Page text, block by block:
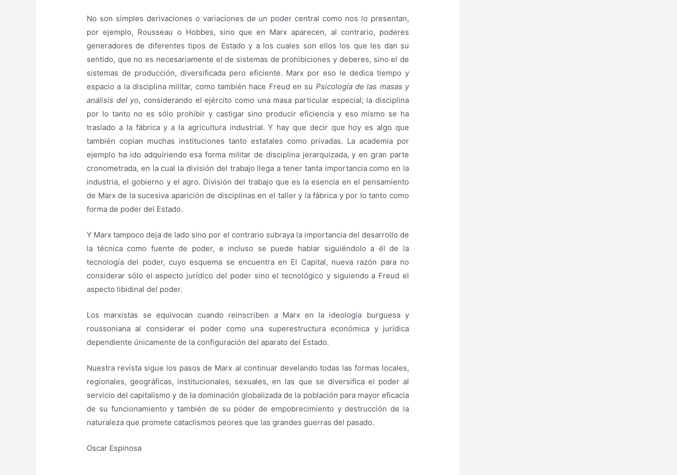
No son simples derivaciones o variaciones de un poder central como nos lo presentan,
por ejemplo, Rousseau o Hobbes, sino que en Marx aparecen, al contrario, poderes
generadores de diferentes tipos de Estado y a los cuales son ellos los que les dan su
sentido, que no es necesariamente el de sistemas de prohibiciones y deberes, sino el de
sistemas de producción, diversificada pero eficiente. Marx por eso le dedica tiempo y
espacio a la disciplina militar, como también hace Freud en su Psicología de las masas y
análisis del yo, considerando el ejército como una masa particular especial; la disciplina
por lo tanto no es sólo prohibir y castigar sino producir eficiencia y eso mismo se ha
traslado a la fábrica y a la agricultura industrial. Y hay que decir que hoy es algo que
también copian muchas instituciones tanto estatales como privadas. La academia por
ejemplo ha ido adquiriendo esa forma militar de disciplina jerarquizada, y en gran parte
cronometrada, en la cual la división del trabajo llega a tener tanta importancia como en la
industria, el gobierno y el agro. División del trabajo que es la esencia en el pensamiento
de Marx de la sucesiva aparición de disciplinas en el taller y la fábrica y por lo tanto como
forma de poder del Estado.
Y Marx tampoco deja de lado sino por el contrario subraya la importancia del desarrollo de
la técnica como fuente de poder, e incluso se puede hablar siguiéndolo a él de la
tecnología del poder, cuyo esquema se encuentra en El Capital, nueva razón para no
considerar sólo el aspecto jurídico del poder sino el tecnológico y siguiendo a Freud el
aspecto libidinal del poder.
Los marxistas se equivocan cuando reinscriben a Marx en la ideología burguesa y
roussoniana al considerar el poder como una superestructura económica y jurídica
dependiente únicamente de la configuración del aparato del Estado.
Nuestra revista sigue los pasos de Marx al continuar develando todas las formas locales,
regionales, geográficas, institucionales, sexuales, en las que se diversifica el poder al
servicio del capitalismo y de la dominación globalizada de la población para mayor eficacia
de su funcionamiento y también de su poder de empobrecimiento y destrucción de la
naturaleza que promete cataclismos peores que las grandes guerras del pasado.
Oscar Espinosa